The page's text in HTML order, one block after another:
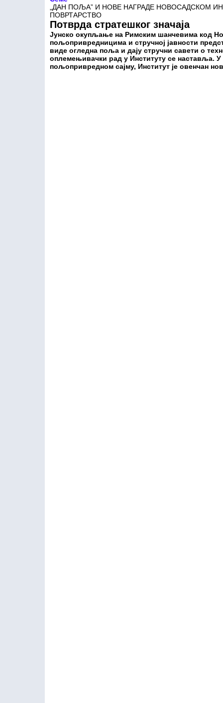
„ДАН ПОЉА” И НОВЕ НАГРАДЕ НОВОСАДСКОМ
ПОВРТАРСТВО
Потврда стратешког значаја
Јунско окупљање на Римским шанчевима код
пољопривредницима и стручној јавности
виде огледна поља и дају стручни савети о
оплемењивачки рад у Институту се наставља.
пољопривредном сајму, Институт је овенчан